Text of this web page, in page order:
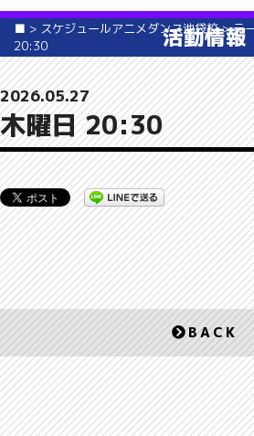
■ > スケジュールアニメダンス池袋校>テ
20:30
活動情報
2026.05.27
木曜日 20:30
BACK